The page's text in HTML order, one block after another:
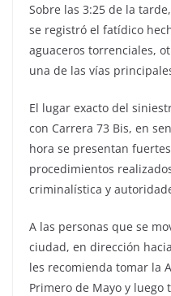
Sobre las 3:25 de la
se registró el fatídico
aguaceros torrenciales,
una de las vías
El lugar exacto del
con Carrera 73 Bis, en
hora se presentan
procedimientos
criminalística y
A las personas que se
ciudad, en dirección
les recomienda tomar la
Primero de Mayo y luego